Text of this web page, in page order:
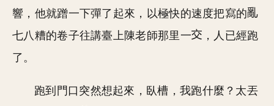
響，他就蹭一下彈了起來，以極快的速度把寫的
七八糟的卷子往講臺上陳老師那里一
，人已經跑
了。
跑到門口突然想起來，臥槽，我跑什麼？太丟